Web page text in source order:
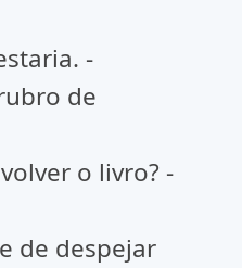
-
de
o livro? -
de despejar